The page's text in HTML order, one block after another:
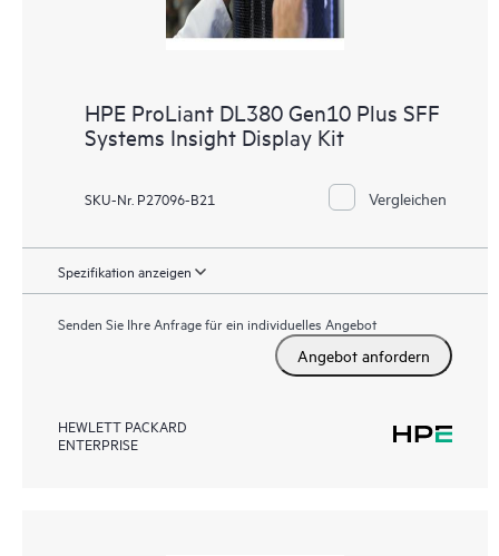
HPE ProLiant DL380 Gen10 Plus SFF
Systems Insight Display Kit
SKU-Nr. P27096-B21 Vergleichen
Spezifikation anzeigen
Senden Sie Ihre Anfrage für ein individuelles Angebot
Angebot anfordern
HEWLETT PACKARD
ENTERPRISE